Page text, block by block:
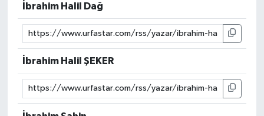
İbrahim Halil Dağ
İbrahim Halil ŞEKER